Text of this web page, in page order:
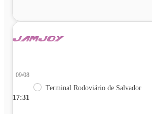
17:31
09/08
Terminal Rodoviário de Salvador